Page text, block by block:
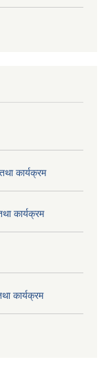
कार्यक्रम
कार्यक्रम
कार्यक्रम